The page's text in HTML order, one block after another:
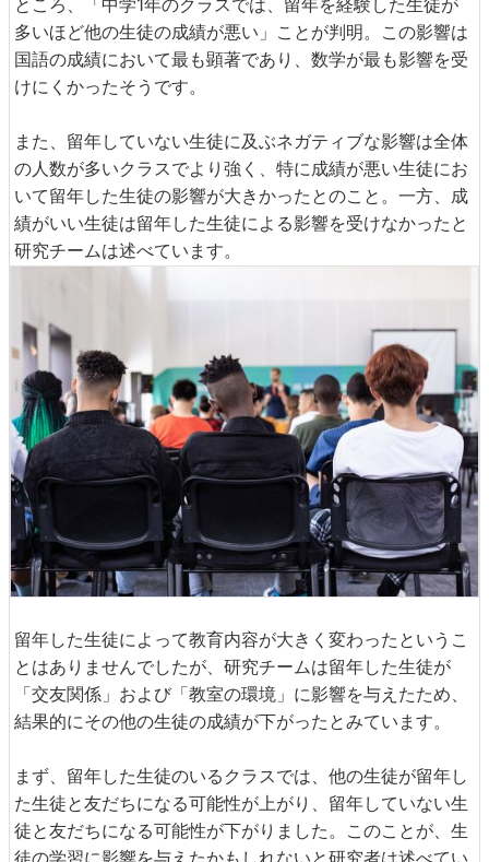
ところ、「中学1年のクラスでは、留年を経験した生徒が
多いほど他の生徒の成績が悪い」ことが判明。この影響は
国語の成績において最も顕著であり、数学が最も影響を受
けにくかったそうです。
また、留年していない生徒に及ぶネガティブな影響は全体
の人数が多いクラスでより強く、特に成績が悪い生徒にお
いて留年した生徒の影響が大きかったとのこと。一方、成
績がいい生徒は留年した生徒による影響を受けなかったと
研究チームは述べています。
留年した生徒によって教育内容が大きく変わったというこ
とはありませんでしたが、研究チームは留年した生徒が
「交友関係」および「教室の環境」に影響を与えたため、
結果的にその他の生徒の成績が下がったとみています。
まず、留年した生徒のいるクラスでは、他の生徒が留年し
た生徒と友だちになる可能性が上がり、留年していない生
徒と友だちになる可能性が下がりました。このことが、生
徒の学習に影響を与えたかもしれないと研究者は述べてい